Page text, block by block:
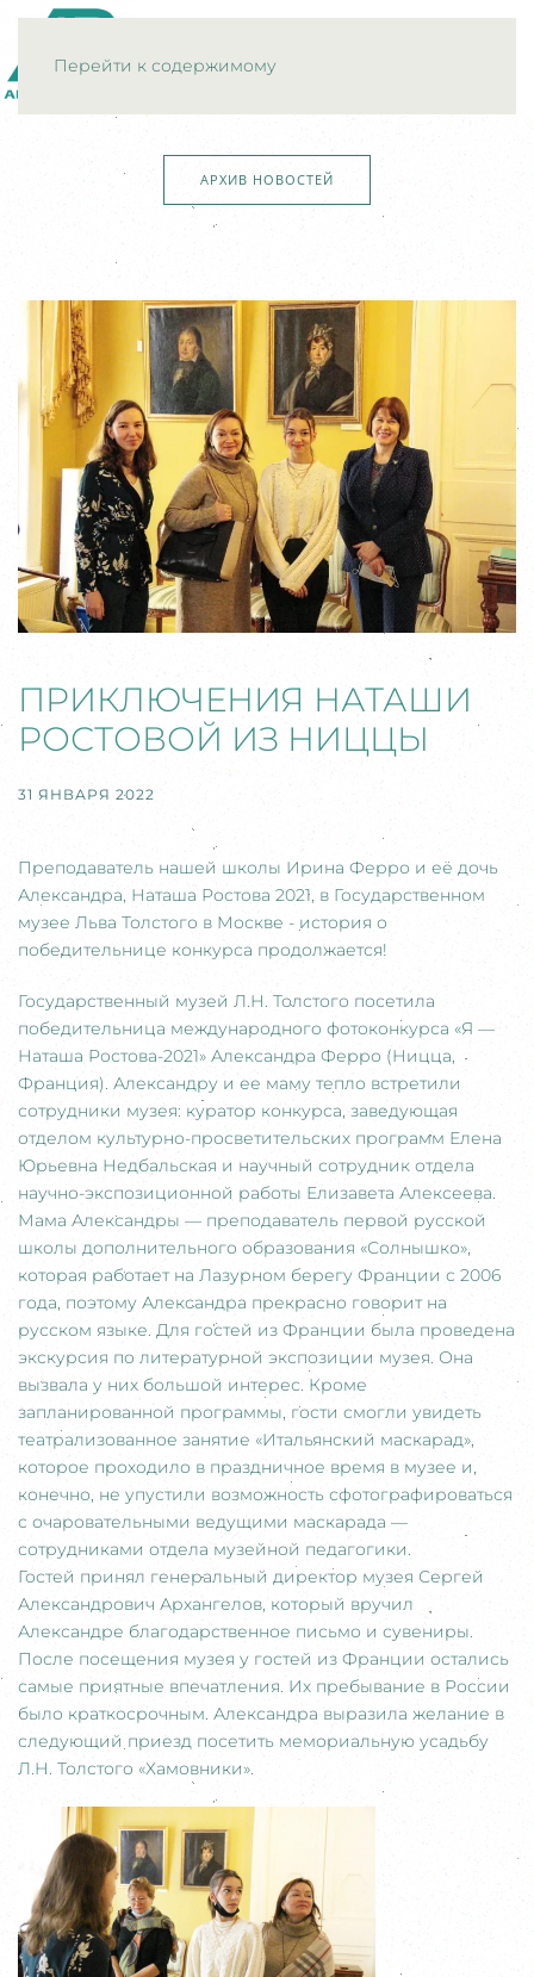
Перейти к содержимому
АРХИВ НОВОСТЕЙ
ПРИКЛЮЧЕНИЯ НАТАШИ
РОСТОВОЙ ИЗ НИЦЦЫ
31 ЯНВАРЯ 2022
Преподаватель нашей школы Ирина Ферро и её дочь
Александра, Наташа Ростова 2021, в Государственном
музее Льва Толстого в Москве - история о
победительнице конкурса продолжается!
Государственный музей Л.Н. Толстого посетила
победительница международного фотоконкурса «Я —
Наташа Ростова-2021» Александра Ферро (Ницца,
Франция). Александру и ее маму тепло встретили
сотрудники музея: куратор конкурса, заведующая
отделом культурно-просветительских программ Елена
Юрьевна Недбальская и научный сотрудник отдела
научно-экспозиционной работы Елизавета Алексеева.
Мама Александры — преподаватель первой русской
школы дополнительного образования «Солнышко»,
которая работает на Лазурном берегу Франции с 2006
года, поэтому Александра прекрасно говорит на
русском языке. Для гостей из Франции была проведена
экскурсия по литературной экспозиции музея. Она
вызвала у них большой интерес. Кроме
запланированной программы, гости смогли увидеть
театрализованное занятие «Итальянский маскарад»,
которое проходило в праздничное время в музее и,
конечно, не упустили возможность сфотографироваться
с очаровательными ведущими маскарада —
сотрудниками отдела музейной педагогики.
Гостей принял генеральный директор музея Сергей
Александрович Архангелов, который вручил
Александре благодарственное письмо и сувениры.
После посещения музея у гостей из Франции остались
самые приятные впечатления. Их пребывание в России
было краткосрочным. Александра выразила желание в
следующий приезд посетить мемориальную усадьбу
Л.Н. Толстого «Хамовники».